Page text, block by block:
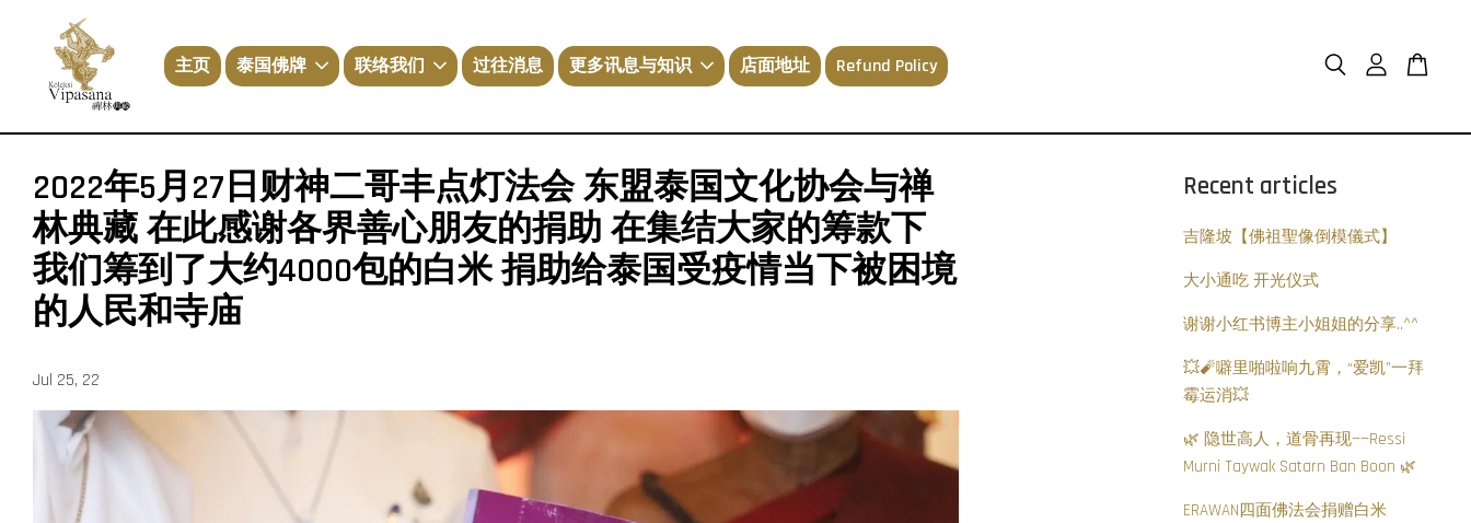
主页 泰国佛牌 联络我们 过往消息 更多讯息与知识 店面地址 Refund Policy
2022年5月27日财神二哥丰点灯法会 东盟泰国文化协会与禅
林典藏 在此感谢各界善心朋友的捐助 在集结大家的筹款下
我们筹到了大约4000包的白米 捐助给泰国受疫情当下被困境
的人民和寺庙
Jul 25, 22
Recent articles
吉隆坡【佛祖聖像倒模儀式】
大小通吃 开光仪式
谢谢小红书博主小姐姐的分享..^^
💥🧨噼里啪啦响九霄，“爱凯”一拜
霉运消💥
🌿 隐世高人，道骨再现——Ressi
Murni Taywak Satarn Ban Boon 🌿
ERAWAN四面佛法会捐赠白米